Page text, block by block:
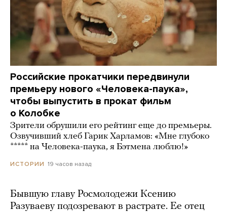
Российские прокатчики передвинули
премьеру нового «Человека-паука»,
чтобы выпустить в прокат фильм
о Колобке
Зрители обрушили его рейтинг еще до премьеры.
Озвучивший хлеб Гарик Харламов: «Мне глубоко
***** на Человека-паука, я Бэтмена люблю!»
ИСТОРИИ 19 часов назад
Бывшую главу Росмолодежи Ксению
Разуваеву подозревают в растрате. Ее отец